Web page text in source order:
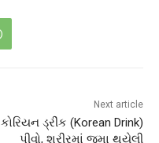
Next article
કોરિયન ડ્રીંક (Korean Drink)
પીવો, શરીરમાં જમા થયેલી